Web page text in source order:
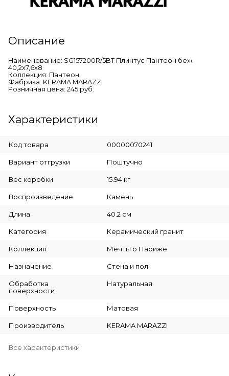
Описание
Наименование: SG157200R/5BT Плинтус Пантеон беж
40,2х7,6х8
Коллекция: Пантеон
Фабрика: KERAMA MARAZZI
Розничная цена: 245 руб.
Характеристики
Код товара 00000070241
Вариант отгрузки Поштучно
Вес коробки 15.94 кг
Воспроизведение Камень
Длина 40.2 см
Категория Керамический гранит
Коллекция Мечты о Париже
Назначение Стена и пол
Обработка
поверхности
Натуральная
Поверхность Матовая
Производитель KERAMA MARAZZI
Все характеристики